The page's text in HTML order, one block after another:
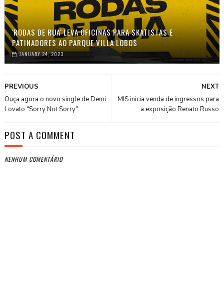
'RODAS DE RUA' LEVA OFICINAS PARA SKATISTAS E
PATINADORES AO PARQUE VILLA LOBOS
JANUARY 24, 2023
NEXT
MIS inicia venda de ingressos para
a exposição Renato Russo
PREVIOUS
Ouça agora o novo single de Demi
Lovato "Sorry Not Sorry"
POST A COMMENT
NENHUM COMENTÁRIO